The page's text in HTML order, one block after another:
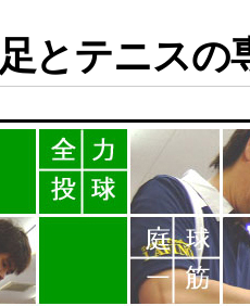
足とテニスの